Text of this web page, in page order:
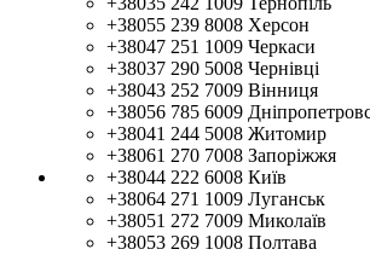
+38055 239 8008 Херсон
+38047 251 1009 Черкаси
+38037 290 5008 Чернівці
+38043 252 7009 Вінниця
+38056 785 6009
+38041 244 5008 Житомир
+38061 270 7008 Запоріжжя
+38044 222 6008 Київ
+38064 271 1009 Луганськ
+38051 272 7009 Миколаїв
+38053 269 1008 Полтава